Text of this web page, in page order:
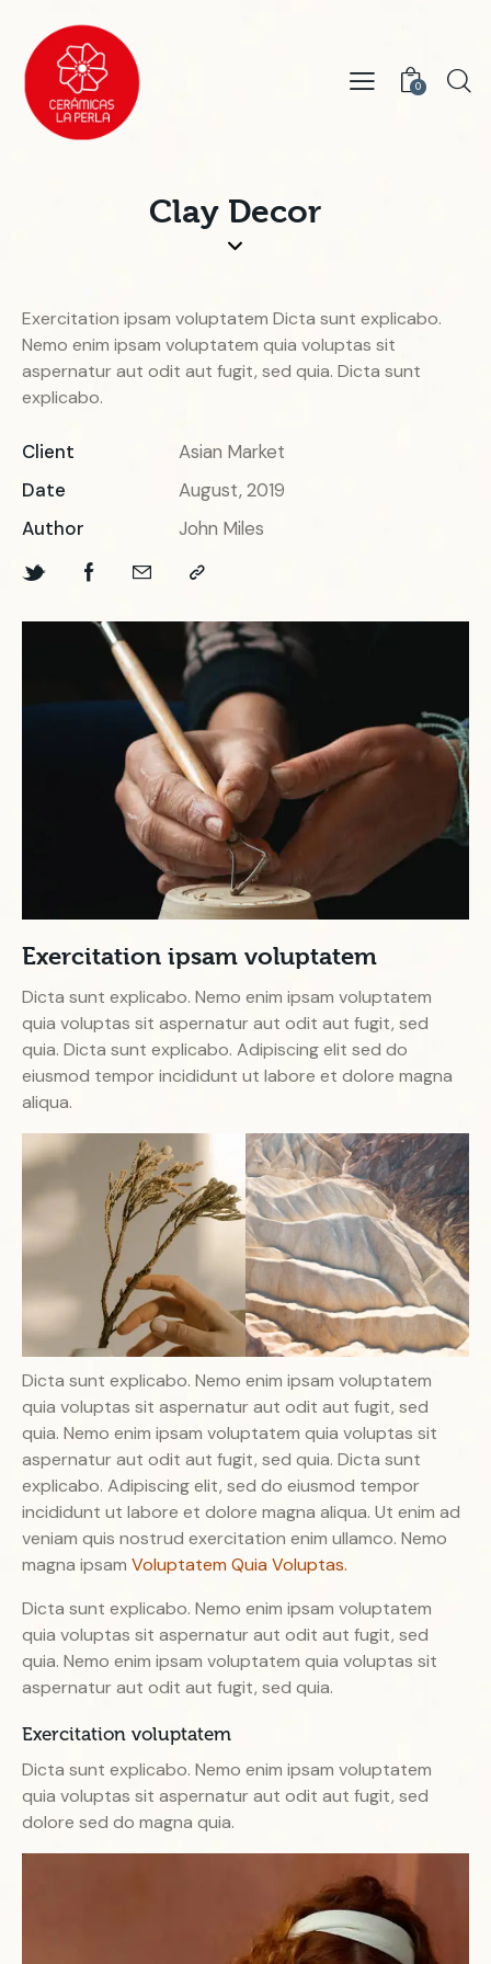
0
Clay Decor
Exercitation ipsam voluptatem Dicta sunt explicabo.
Nemo enim ipsam voluptatem quia voluptas sit
aspernatur aut odit aut fugit, sed quia. Dicta sunt
explicabo.
Client
Asian Market
Date
August, 2019
Author
John Miles
Exercitation ipsam voluptatem
Dicta sunt explicabo. Nemo enim ipsam voluptatem
quia voluptas sit aspernatur aut odit aut fugit, sed
quia. Dicta sunt explicabo. Adipiscing elit sed do
eiusmod tempor incididunt ut labore et dolore magna
aliqua.
Dicta sunt explicabo. Nemo enim ipsam voluptatem
quia voluptas sit aspernatur aut odit aut fugit, sed
quia. Nemo enim ipsam voluptatem quia voluptas sit
aspernatur aut odit aut fugit, sed quia. Dicta sunt
explicabo. Adipiscing elit, sed do eiusmod tempor
incididunt ut labore et dolore magna aliqua. Ut enim ad
veniam quis nostrud exercitation enim ullamco. Nemo
magna ipsam Voluptatem Quia Voluptas.
Dicta sunt explicabo. Nemo enim ipsam voluptatem
quia voluptas sit aspernatur aut odit aut fugit, sed
quia. Nemo enim ipsam voluptatem quia voluptas sit
aspernatur aut odit aut fugit, sed quia.
Exercitation voluptatem
Dicta sunt explicabo. Nemo enim ipsam voluptatem
quia voluptas sit aspernatur aut odit aut fugit, sed
dolore sed do magna quia.